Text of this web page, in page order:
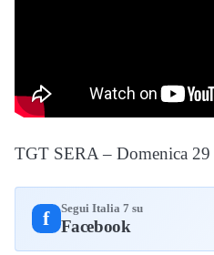
TGT SERA – Domenica
f Segui Italia 7 su
Facebook